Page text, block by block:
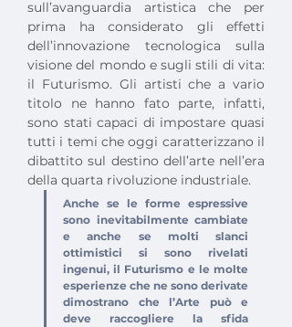
sull’avanguardia artistica che per
prima ha considerato gli effetti
dell’innovazione tecnologica sulla
visione del mondo e sugli stili di vita:
il Futurismo. Gli artisti che a vario
titolo ne hanno fato parte, infatti,
sono stati capaci di impostare quasi
tutti i temi che oggi caratterizzano il
dibattito sul destino dell’arte nell’era
della quarta rivoluzione industriale.
Anche se le forme espressive
sono inevitabilmente cambiate
e anche se molti slanci
ottimistici si sono rivelati
ingenui, il Futurismo e le molte
esperienze che ne sono derivate
dimostrano che l’Arte può e
deve raccogliere la sfida